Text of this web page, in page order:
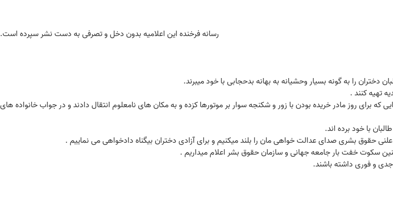
رسانه فرخنده این اعلامیه بدون دخل و تصرفی به دست نشر سپرده است.
را به گونه بسیار وحشیانه به بهانه بدحجابی با خود میبرند.
تهیه کنند .
که برای روز مادر خریده بودن با زور و شکنجه سوار بر موتورها کزده و به مکان های نامعلوم انتقال دادند و در جواب خانواده های
با خود برده اند.
حقوق بشری صدای عدالت خواهی مان را بلند میکنیم و برای آزادی دختران بیگناه دادخواهی می نماییم .
سکوت خفت بار جامعه جهانی و سازمان حقوق بشر اعلام میداریم .
جدی و فوری داشته باشند.